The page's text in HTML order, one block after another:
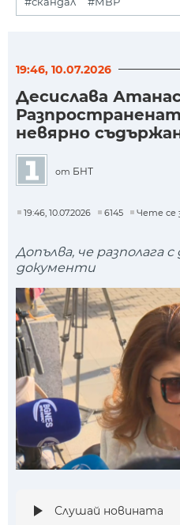
19:46, 10.07.2026
Десислава
невярно
от БНТ
19:46, 10.07.2026 6145 Чете се
Допълва, че разполага
документи
Слушай новината